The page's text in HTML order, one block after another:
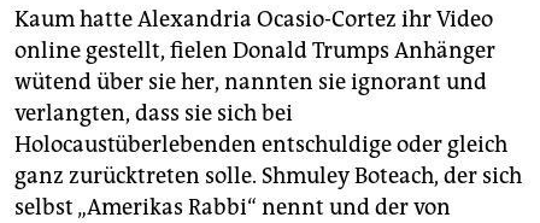
Kaum hatte Alexandria Ocasio-Cortez ihr Video
online gestellt, fielen Donald Trumps Anhänger
wütend über sie her, nannten sie ignorant und
verlangten, dass sie sich bei
Holocaustüberlebenden entschuldige oder gleich
ganz zurücktreten solle. Shmuley Boteach, der sich
selbst „Amerikas Rabbi“ nennt und der von